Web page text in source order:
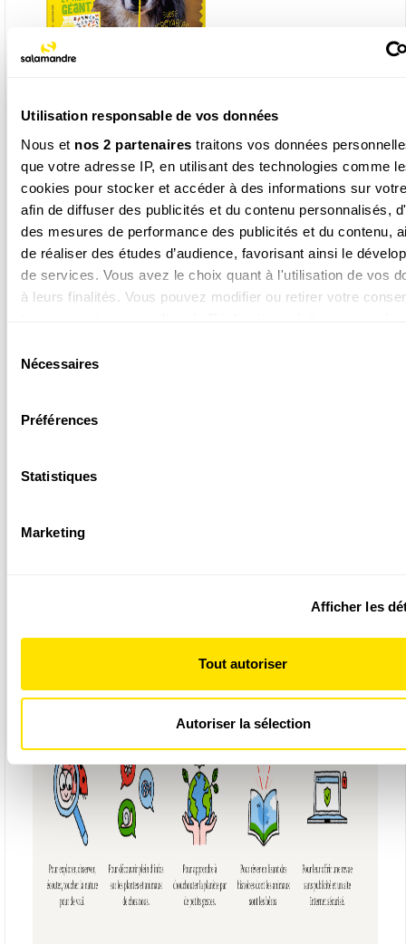
Utilisation responsable de vos données
Nous et nos 2 partenaires traitons vos données
que votre adresse IP, en utilisant des technologies comme
cookies pour stocker et accéder à des informations sur
afin de diffuser des publicités et du contenu personnalisés,
des mesures de performance des publicités et du contenu,
de réaliser des études d’audience, favorisant ainsi le
de services. Vous avez le choix quant à l'utilisation de vos
à leurs finalités. Vous pouvez modifier ou retirer votre
peuvent être précises à plusieurs mètres près
les caractéristiques spécifiques (empreintes digitales).
pouvez modifier ou retirer votre consentement à tout
Les cookies nous permettent de personnaliser le contenu et
sur l'utilisation de notre site avec nos partenaires de médias
de publicité et d'analyse, qui peuvent combiner celles-ci
informations que vous leur avez fournies ou qu'ils ont
Nécessaires
Préférences
Statistiques
Marketing
Afficher les
Tout autoriser
Autoriser la sélection
L’équipe
Depuis plus de 40 ans, les magazines de La Salamandre
sont réalisés par une équipe de journalistes et de
naturalistes. Les photographes, auteurs et illustrateurs
qui participent à la revue sont tout aussi passionnés et
offrent leur point de vue avec humour et poésie.
Abonnement 1 an: 6 numéros + 2 hors-séries + 6
posters + cartes à collectionner